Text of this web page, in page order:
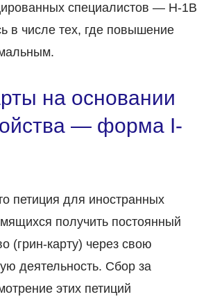
специалистов — H-1B
в числе тех, где повышение
на основании
— форма I-
петиция для иностранных
получить постоянный
(грин-карту) через свою
деятельность. Сбор за
этих петиций